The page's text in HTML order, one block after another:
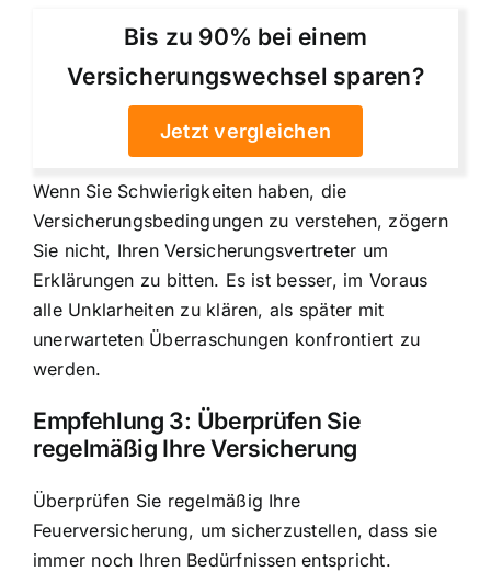
Bis zu 90% bei einem
Versicherungswechsel sparen?
Jetzt vergleichen
Wenn Sie Schwierigkeiten haben, die
Versicherungsbedingungen zu verstehen, zögern
Sie nicht, Ihren Versicherungsvertreter um
Erklärungen zu bitten. Es ist besser, im Voraus
alle Unklarheiten zu klären, als später mit
unerwarteten Überraschungen konfrontiert zu
werden.
Empfehlung 3: Überprüfen Sie
regelmäßig Ihre Versicherung
Überprüfen Sie regelmäßig Ihre
Feuerversicherung, um sicherzustellen, dass sie
immer noch Ihren Bedürfnissen entspricht.